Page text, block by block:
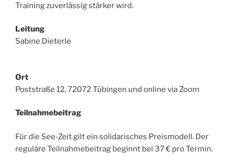
Training zuverlässig stärker wird.
Leitung
Sabine Dieterle
Ort
Poststraße 12, 72072 Tübingen und online via Zoom
Teilnahmebeitrag
Für die See-Zeit gilt ein solidarisches Preismodell. Der
reguläre Teilnahmebeitrag beginnt bei 37 € pro Termin.